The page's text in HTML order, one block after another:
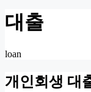
대출
loan
개인회생 대